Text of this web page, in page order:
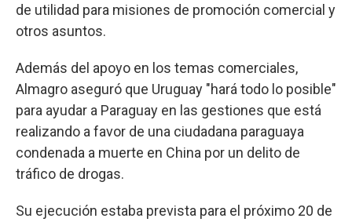
de utilidad para misiones de promoción comercial y
otros asuntos.
Además del apoyo en los temas comerciales,
Almagro aseguró que Uruguay "hará todo lo posible"
para ayudar a Paraguay en las gestiones que está
realizando a favor de una ciudadana paraguaya
condenada a muerte en China por un delito de
tráfico de drogas.
Su ejecución estaba prevista para el próximo 20 de